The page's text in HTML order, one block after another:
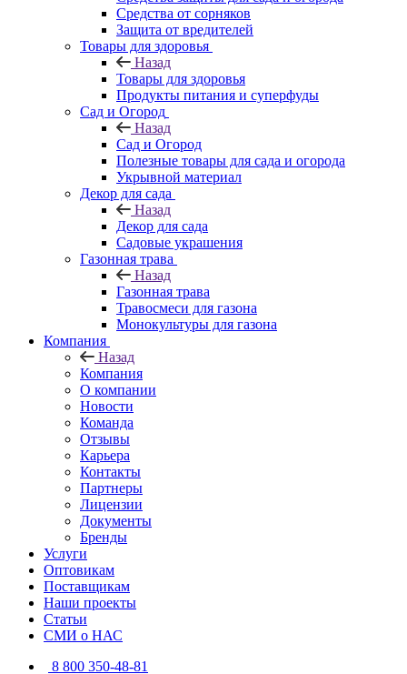
Средства от сорняков
Защита от вредителей
Товары для здоровья
Назад
Товары для здоровья
Продукты питания и суперфуды
Сад и Огород
Назад
Сад и Огород
Полезные товары для сада и огорода
Укрывной материал
Декор для сада
Назад
Декор для сада
Садовые украшения
Газонная трава
Назад
Газонная трава
Травосмеси для газона
Монокультуры для газона
Компания
Назад
Компания
О компании
Новости
Команда
Отзывы
Карьера
Контакты
Партнеры
Лицензии
Документы
Бренды
Услуги
Оптовикам
Поставщикам
Наши проекты
Статьи
СМИ о НАС
8 800 350-48-81